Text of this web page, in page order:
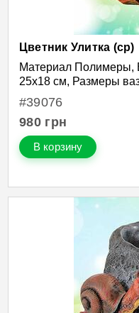
Цветник Улитка (ср)
Материал Полимеры,
25х18 см, Размеры
#39076
980 грн
В корзину